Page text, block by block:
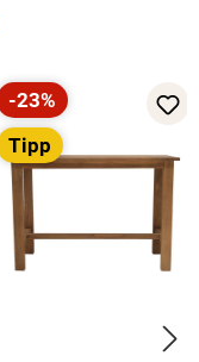
Rabatt
-23%
Tipp